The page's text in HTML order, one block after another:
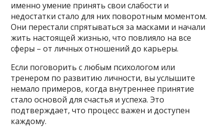
именно умение принять свои слабости и
недостатки стало для них поворотным моментом.
Они перестали спрятываться за масками и начали
жить настоящей жизнью, что повлияло на все
сферы – от личных отношений до карьеры.
Если поговорить с любым психологом или
тренером по развитию личности, вы услышите
немало примеров, когда внутреннее принятие
стало основой для счастья и успеха. Это
подтверждает, что процесс важен и доступен
каждому.